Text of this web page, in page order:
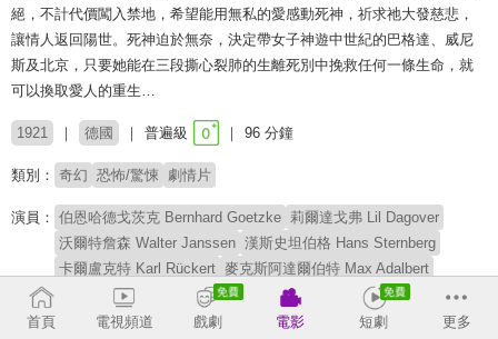
絕，不計代價闖入禁地，希望能用無私的愛感動死神，祈求祂大發慈悲，
讓情人返回陽世。死神迫於無奈，決定帶女子神遊中世紀的巴格達、威尼
斯及北京，只要她能在三段撕心裂肺的生離死別中挽救任何一條生命，就
可以換取愛人的重生…
1921 德國 普遍級 96 分鐘
類別： 奇幻 恐怖/驚悚 劇情片
演員： 伯恩哈德戈茨克 Bernhard Goetzke 莉爾達戈弗 Lil Dagover
沃爾特詹森 Walter Janssen 漢斯史坦伯格 Hans Sternberg
卡爾盧克特 Karl Rückert 麥克斯阿達爾伯特 Max Adalbert
威廉迪格曼 Wilhelm Diegelmann
喬治約翰 Georg John
葛蕾特貝吉爾 Grete Berger
首頁 電視頻道 戲劇 電影 短劇 更多